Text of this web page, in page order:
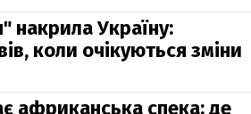
накрила Україну:
коли очікуються зміни
африканська спека: де